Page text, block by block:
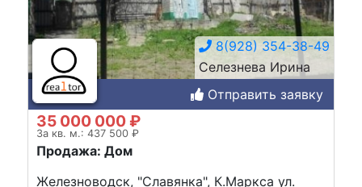
8(928) 354-38-49
Селезнева Ирина
Отправить заявку
35 000 000 ₽
За кв. м.: 437 500 ₽
Продажа: Дом
Железноводск, "Славянка", К.Маркса ул.